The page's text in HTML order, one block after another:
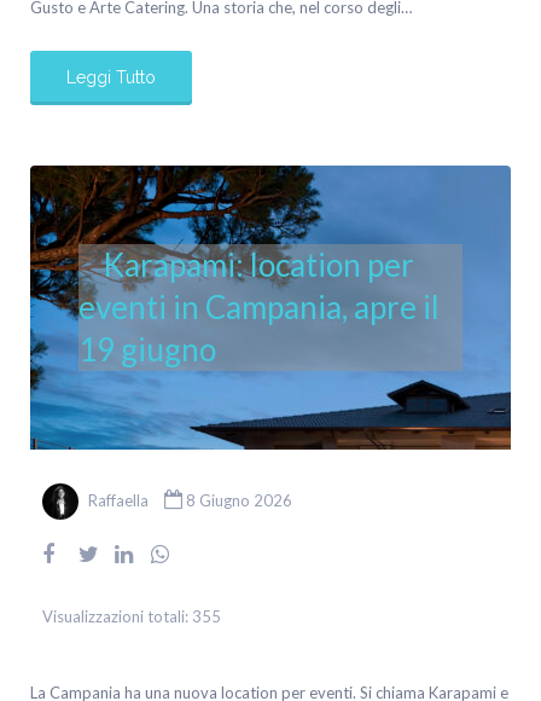
Gusto e Arte Catering. Una storia che, nel corso degli…
Leggi Tutto
Karapami: location per
eventi in Campania, apre il
19 giugno
Raffaella 8 Giugno 2026
Visualizzazioni totali: 355
La Campania ha una nuova location per eventi. Si chiama Karapami e